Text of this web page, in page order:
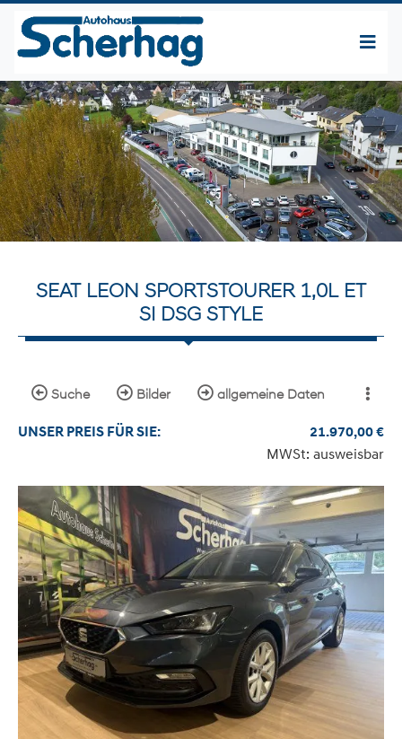
SEAT LEON SPORTSTOURER 1,0L ET
SI DSG STYLE
Suche Bilder allgemeine Daten
UNSER PREIS FÜR SIE: 21.970,00€
MWSt: ausweisbar